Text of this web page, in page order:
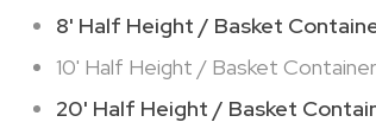
8' Half Height / Basket
10' Half Height / Basket
20' Half Height / Basket